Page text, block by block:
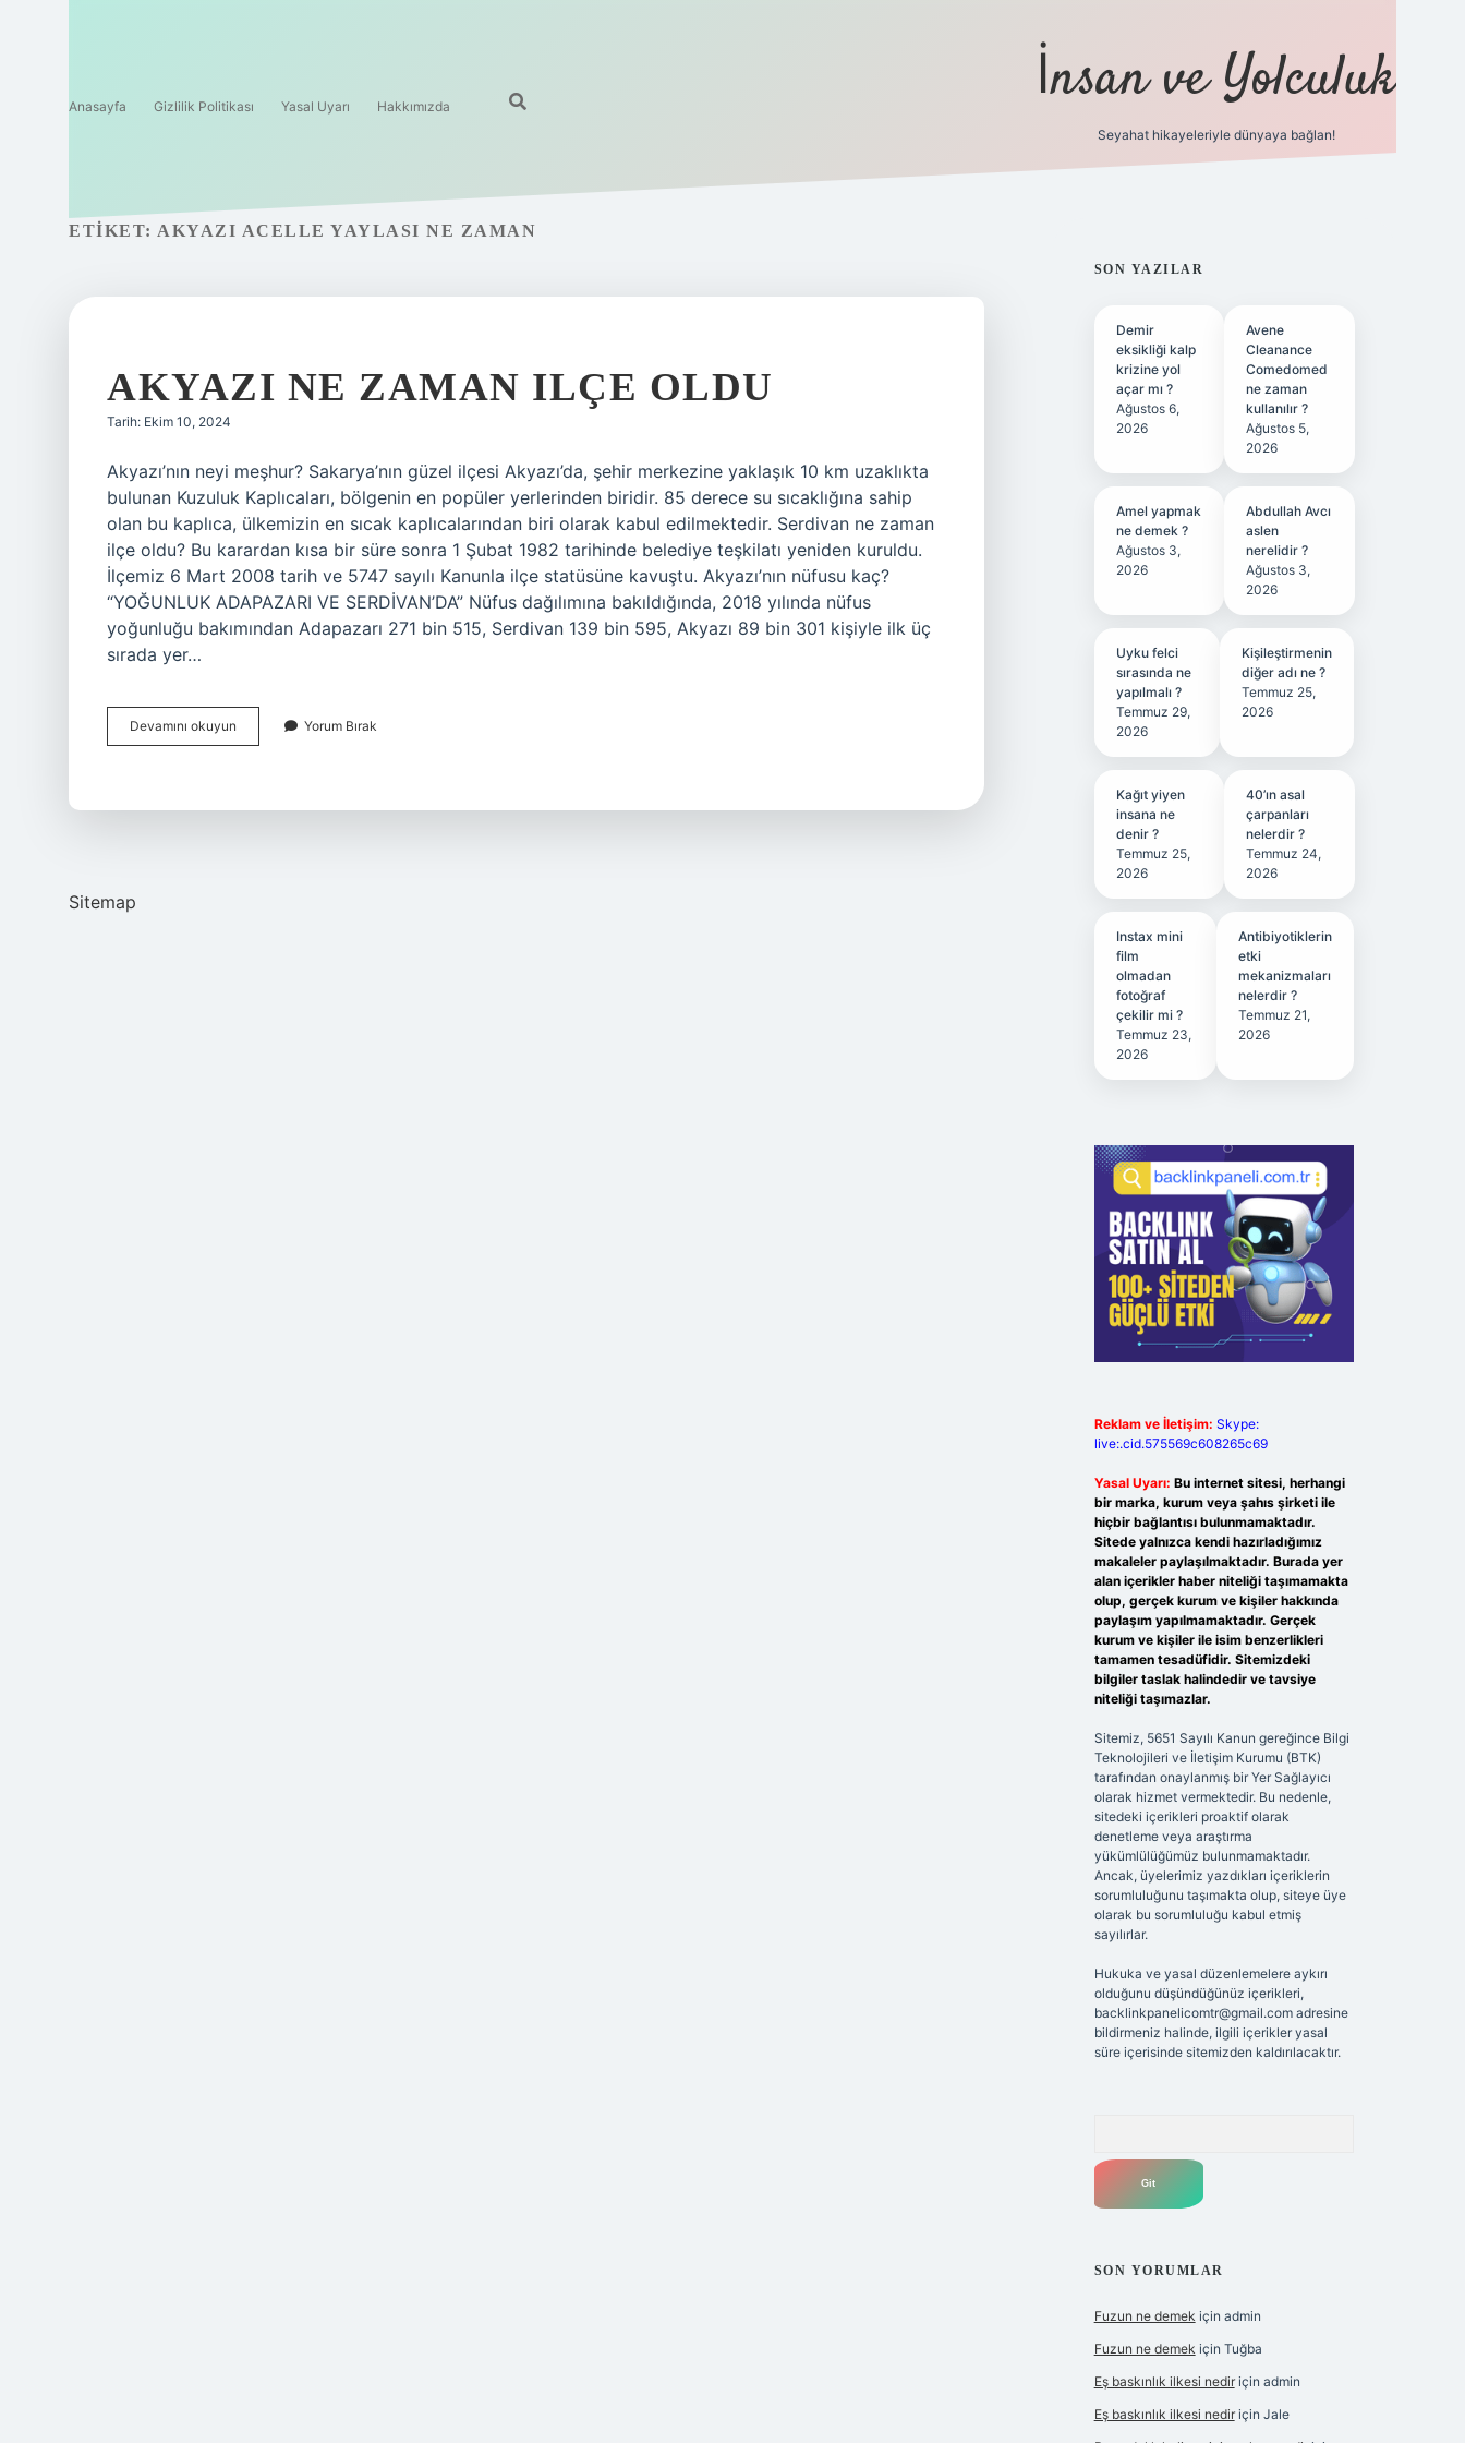
Anasayfa Gizlilik Politikası Yasal Uyarı Hakkımızda İnsan ve Yolculuk
Seyahat hikayeleriyle dünyaya bağlan!
ETIKET: AKYAZI ACELLE YAYLASI NE ZAMAN
AKYAZI NE ZAMAN ILÇE OLDU
Tarih: Ekim 10, 2024
Akyazı’nın neyi meşhur? Sakarya’nın güzel ilçesi Akyazı’da, şehir merkezine yaklaşık 10 km uzaklıkta
bulunan Kuzuluk Kaplıcaları, bölgenin en popüler yerlerinden biridir. 85 derece su sıcaklığına sahip
olan bu kaplıca, ülkemizin en sıcak kaplıcalarından biri olarak kabul edilmektedir. Serdivan ne zaman
ilçe oldu? Bu karardan kısa bir süre sonra 1 Şubat 1982 tarihinde belediye teşkilatı yeniden kuruldu.
İlçemiz 6 Mart 2008 tarih ve 5747 sayılı Kanunla ilçe statüsüne kavuştu. Akyazı’nın nüfusu kaç?
“YOĞUNLUK ADAPAZARI VE SERDİVAN’DA” Nüfus dağılımına bakıldığında, 2018 yılında nüfus
yoğunluğu bakımından Adapazarı 271 bin 515, Serdivan 139 bin 595, Akyazı 89 bin 301 kişiyle ilk üç
sırada yer…
Devamını okuyun
Ne
Yorum Bırak
Sitemap
SIDEBAR
SON YAZILAR
Demir
eksikliği kalp
krizine yol
açar mı ?
Ağustos 6,
2026
Avene
Cleanance
Comedomed
ne zaman
kullanılır ?
Ağustos 5,
2026
Amel yapmak
ne demek ?
Ağustos 3,
2026
Abdullah Avcı
aslen
nerelidir ?
Ağustos 3,
2026
Uyku felci
sırasında ne
yapılmalı ?
Temmuz 29,
2026
Kişileştirmenin
diğer adı ne ?
Temmuz 25,
2026
Kağıt yiyen
insana ne
denir ?
Temmuz 25,
2026
40’ın asal
çarpanları
nelerdir ?
Temmuz 24,
2026
Instax mini
film
olmadan
fotoğraf
çekilir mi ?
Temmuz 23,
2026
Antibiyotiklerin
etki
mekanizmaları
nelerdir ?
Temmuz 21,
2026
Reklam ve İletişim: Skype:
live:.cid.575569c608265c69
Yasal Uyarı: Bu internet sitesi, herhangi
bir marka, kurum veya şahıs şirketi ile
hiçbir bağlantısı bulunmamaktadır.
Sitede yalnızca kendi hazırladığımız
makaleler paylaşılmaktadır. Burada yer
alan içerikler haber niteliği taşımamakta
olup, gerçek kurum ve kişiler hakkında
paylaşım yapılmamaktadır. Gerçek
kurum ve kişiler ile isim benzerlikleri
tamamen tesadüfidir. Sitemizdeki
bilgiler taslak halindedir ve tavsiye
niteliği taşımazlar.
Sitemiz, 5651 Sayılı Kanun gereğince Bilgi
Teknolojileri ve İletişim Kurumu (BTK)
tarafından onaylanmış bir Yer Sağlayıcı
olarak hizmet vermektedir. Bu nedenle,
sitedeki içerikleri proaktif olarak
denetleme veya araştırma
yükümlülüğümüz bulunmamaktadır.
Ancak, üyelerimiz yazdıkları içeriklerin
sorumluluğunu taşımakta olup, siteye üye
olarak bu sorumluluğu kabul etmiş
sayılırlar.
Hukuka ve yasal düzenlemelere aykırı
olduğunu düşündüğünüz içerikleri,
backlinkpanelicomtr@gmail.comadresine
bildirmeniz halinde, ilgili içerikler yasal
süre içerisinde sitemizden kaldırılacaktır.
SON YORUMLAR
Fuzun ne demek için admin
Fuzun ne demek için Tuğba
Eş baskınlık ilkesi nediriçin admin
Eş baskınlık ilkesi nediriçin Jale